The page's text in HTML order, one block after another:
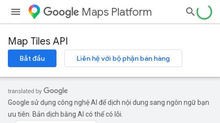
Maps Platform
Map Tiles API
Bắt đầu Liên hệ với bộ phận bán hàng
Google sử dụng công nghệ AI để dịch nội dung sang ngôn ngữ bạn
ưu tiên. Bản dịch bằng AI có thể có lỗi.